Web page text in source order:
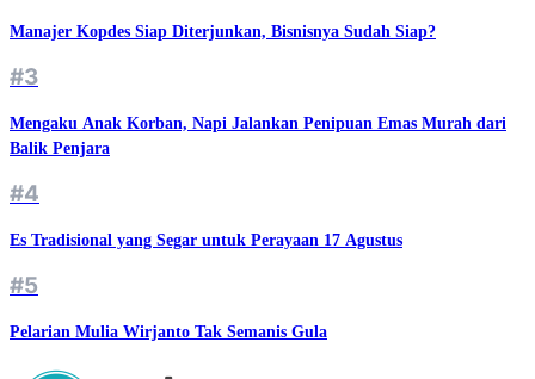
Manajer Kopdes Siap Diterjunkan, Bisnisnya Sudah Siap?
#3
Mengaku Anak Korban, Napi Jalankan Penipuan Emas Murah dari
Balik Penjara
#4
Es Tradisional yang Segar untuk Perayaan 17 Agustus
#5
Pelarian Mulia Wirjanto Tak Semanis Gula